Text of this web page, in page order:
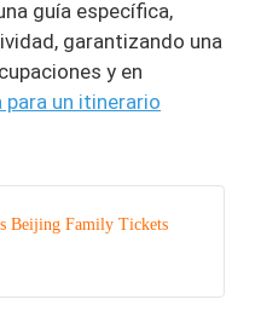
guía específica,
garantizando una
y en
para un itinerario
Beijing Family Tickets